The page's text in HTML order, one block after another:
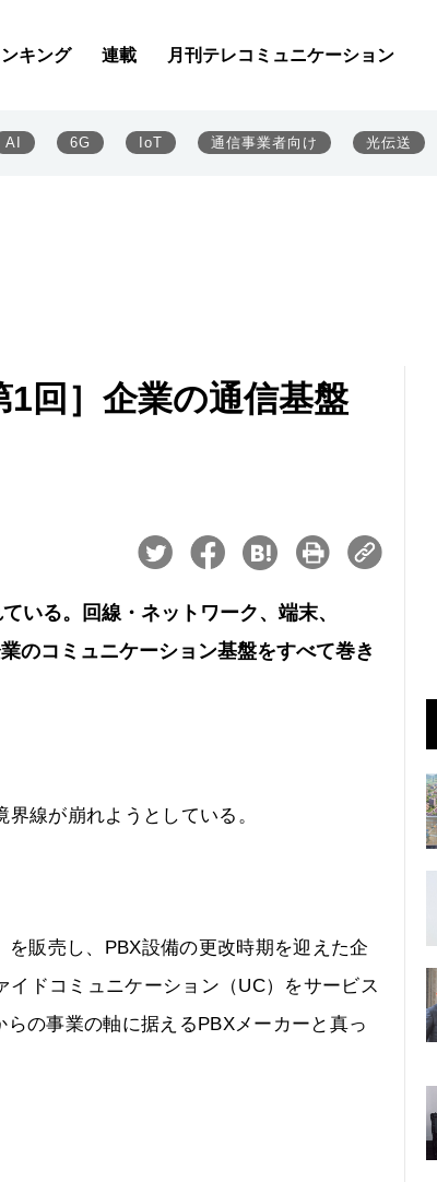
キング 連載 月刊テレコミュニケーション
AI 6G IoT 通信事業者向け 光伝送
回］企業の通信基盤
いる。回線・ネットワーク、端末、
のコミュニケーション基盤をすべて巻き
線が崩れようとしている。
販売し、PBX設備の更改時期を迎えた企
ドコミュニケーション（UC）をサービス
の事業の軸に据えるPBXメーカーと真っ